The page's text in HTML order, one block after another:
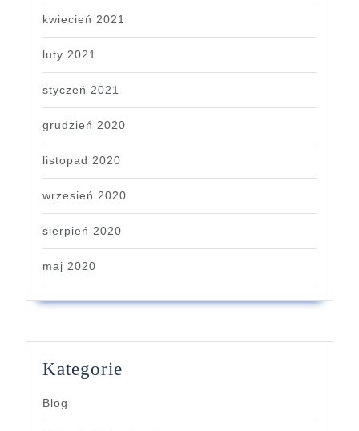
kwiecień 2021
luty 2021
styczeń 2021
grudzień 2020
listopad 2020
wrzesień 2020
sierpień 2020
maj 2020
Kategorie
Blog